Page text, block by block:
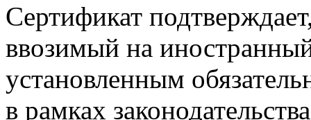
Сертификат
ввозимый на
установленным
в рамках